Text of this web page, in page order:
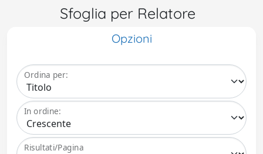
Sfoglia per Relatore
Opzioni
Ordina per:
In ordine:
Risultati/Pagina